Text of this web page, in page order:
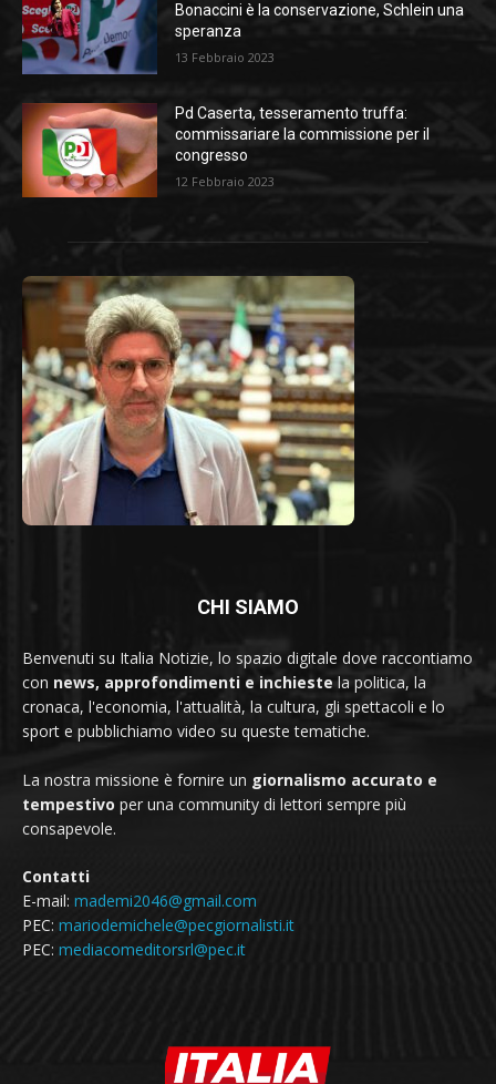
Bonaccini è la conservazione, Schlein una
speranza
13 Febbraio 2023
Pd Caserta, tesseramento truffa:
commissariare la commissione per il
congresso
12 Febbraio 2023
CHI SIAMO
Benvenuti su Italia Notizie, lo spazio digitale dove raccontiamo
con news, approfondimenti e inchieste la politica, la
cronaca, l'economia, l'attualità, la cultura, gli spettacoli e lo
sport e pubblichiamo video su queste tematiche.
La nostra missione è fornire un giornalismo accurato e
tempestivo per una community di lettori sempre più
consapevole.
Contatti
E-mail: mademi2046@gmail.com
PEC: mariodemichele@pecgiornalisti.it
PEC: mediacomeditorsrl@pec.it